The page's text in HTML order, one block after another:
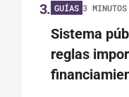
3. GUÍAS 3 MINUTOS
Sistema
reglas